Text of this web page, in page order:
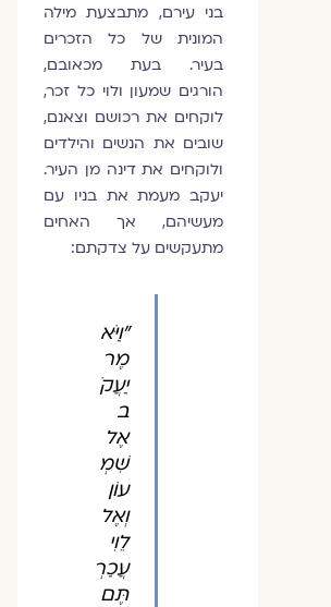
בני עירם, מתבצעת מילה
המונית של כל הזכרים
בעיר. בעת מכאובם,
הורגים שמעון ולוי כל זכר,
לוקחים את רכושם וצאנם,
שובים את הנשים והילדים
ולוקחים את דינה מן העיר.
יעקב מעמת את בניו עם
מעשיהם, אך האחים
מתעקשים על צדקתם:
"וַיֹּא
מֶר
יַעֲקֹ
ב
אֶל
שִׁמְ
עוֹן
וְאֶל
לֵוִי
עֲכַרְ
תֶּם